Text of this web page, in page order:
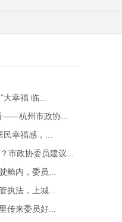
大幸福 临...
——杭州市政协...
民幸福感，...
市政协委员建议...
舱内，委员...
执法，上城...
传来委员好...